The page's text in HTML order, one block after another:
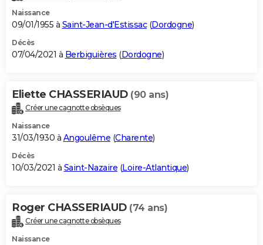
Naissance
09/01/1955 à Saint-Jean-d'Estissac(Dordogne)
Décès
07/04/2021 à Berbiguières (Dordogne)
Eliette CHASSERIAUD (90 ans)
Créer une cagnotte obsèques
Naissance
31/03/1930 à Angoulême (Charente)
Décès
10/03/2021 à Saint-Nazaire (Loire-Atlantique)
Roger CHASSERIAUD (74 ans)
Créer une cagnotte obsèques
Naissance